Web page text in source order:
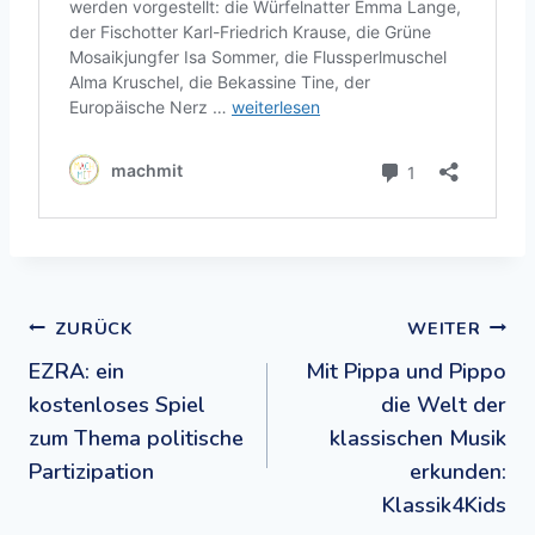
Beitragsnavigation
ZURÜCK
EZRA: ein
kostenloses Spiel
zum Thema politische
Partizipation
WEITER
Mit Pippa und Pippo
die Welt der
klassischen Musik
erkunden:
Klassik4Kids